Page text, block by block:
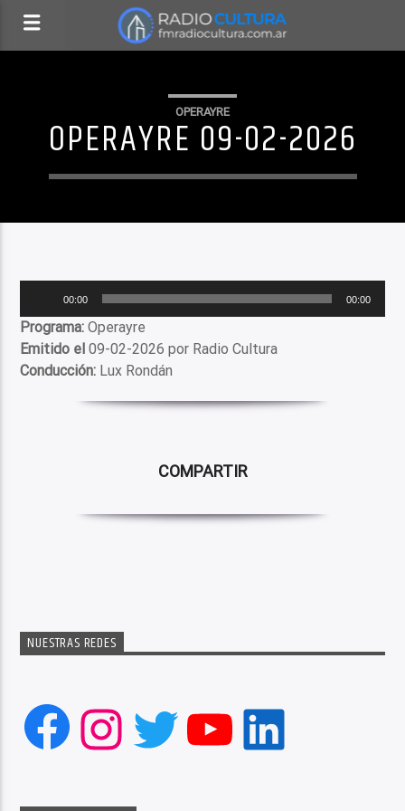
OPERAYRE
OPERAYRE 09-02-2026
audio
00:00 00:00
Programa: Operayre
Emitido el 09-02-2026 por Radio Cultura
Conducción: Lux Rondán
COMPARTIR
NUESTRAS REDES
Facebook
Instagram
Twitter
YouTube
LinkedIn